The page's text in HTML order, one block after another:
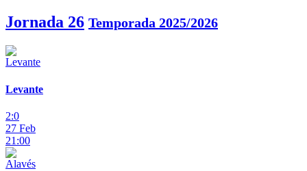
Jornada 26 Temporada 2025/2026
Levante
2:0
27 Feb
21:00